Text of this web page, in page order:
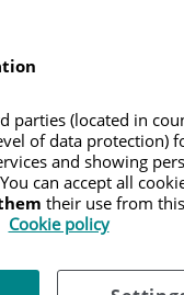
el
Francia o Reino
parties (located in
of data protection)
and showing
can accept all
their use from
Cookie policy